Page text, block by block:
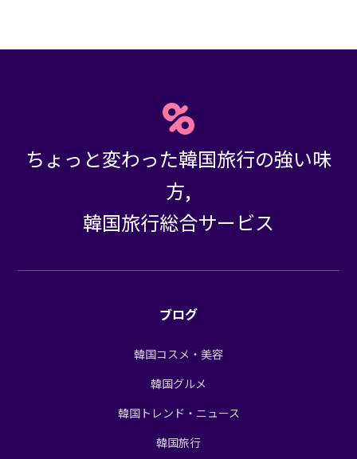
ちょっと変わった韓国旅行の強い味
方,
韓国旅行総合サービス
ブログ
韓国コスメ・美容
韓国グルメ
韓国トレンド・ニュース
韓国旅行